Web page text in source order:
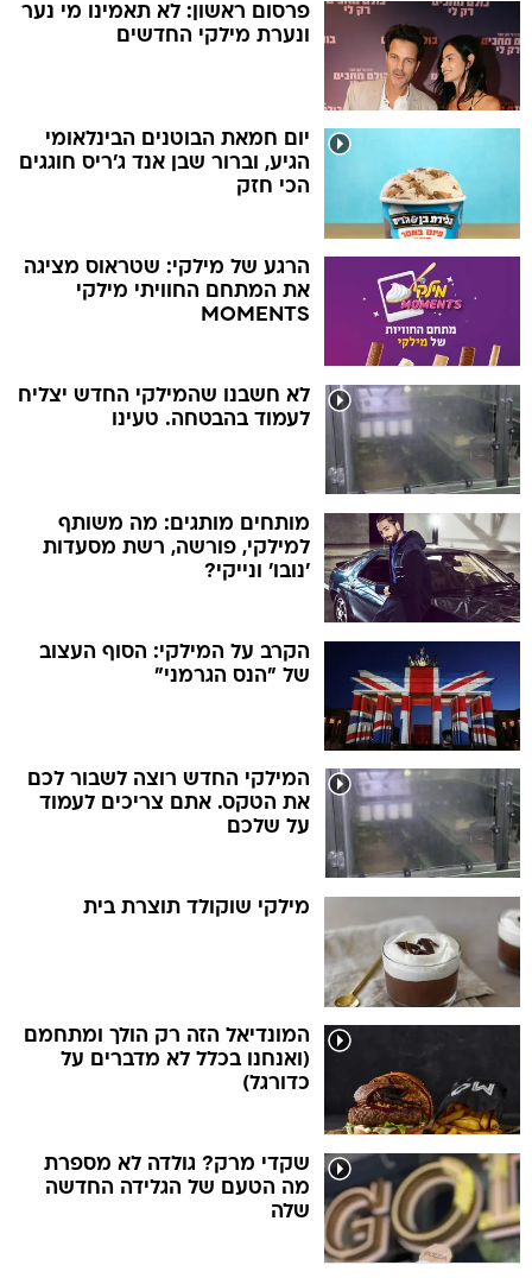
פרסום ראשון: לא תאמינו מי נער
ונערת מילקי החדשים
יום חמאת הבוטנים הבינלאומי
הגיע, וברור שבן אנד ג'ריס חוגגים
הכי חזק
הרגע של מילקי: שטראוס מציגה
את המתחם החוויתי מילקי
MOMENTS
לא חשבנו שהמילקי החדש יצליח
לעמוד בהבטחה. טעינו
מותחים מותגים: מה משותף
למילקי, פורשה, רשת מסעדות
'נובו' ונייקי?
הקרב על המילקי: הסוף העצוב
של "הנס הגרמני"
המילקי החדש רוצה לשבור לכם
את הטקס. אתם צריכים לעמוד
על שלכם
מילקי שוקולד תוצרת בית
המונדיאל הזה רק הולך ומתחמם
(ואנחנו בכלל לא מדברים על
כדורגל)
שקדי מרק? גולדה לא מספרת
מה הטעם של הגלידה החדשה
שלה